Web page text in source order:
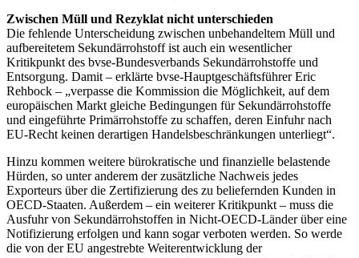
Zwischen Müll und Rezyklat nicht unterschieden
Die fehlende Unterscheidung zwischen unbehandeltem Müll und
aufbereitetem Sekundärrohstoff ist auch ein wesentlicher
Kritikpunkt des bvse-Bundesverbands Sekundärrohstoffe und
Entsorgung. Damit – erklärte bvse-Hauptgeschäftsführer Eric
Rehbock – „verpasse die Kommission die Möglichkeit, auf dem
europäischen Markt gleiche Bedingungen für Sekundärrohstoffe
und eingeführte Primärrohstoffe zu schaffen, deren Einfuhr nach
EU-Recht keinen derartigen Handelsbeschränkungen unterliegt“.
Hinzu kommen weitere bürokratische und finanzielle belastende
Hürden, so unter anderem der zusätzliche Nachweis jedes
Exporteurs über die Zertifizierung des zu beliefernden Kunden in
OECD-Staaten. Außerdem – ein weiterer Kritikpunkt – muss die
Ausfuhr von Sekundärrohstoffen in Nicht-OECD-Länder über eine
Notifizierung erfolgen und kann sogar verboten werden. So werde
die von der EU angestrebte Weiterentwicklung der